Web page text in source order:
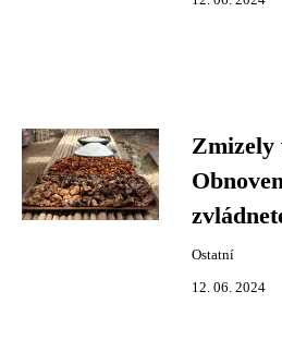
Zmizely
Ostatní
12. 06. 2024